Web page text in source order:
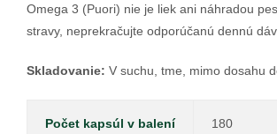
Omega 3 (Puori) nie je liek ani náhradou
stravy, neprekračujte odporúčanú dennú
Skladovanie: V suchu, tme, mimo dosahu
Počet kapsúl v balení 180